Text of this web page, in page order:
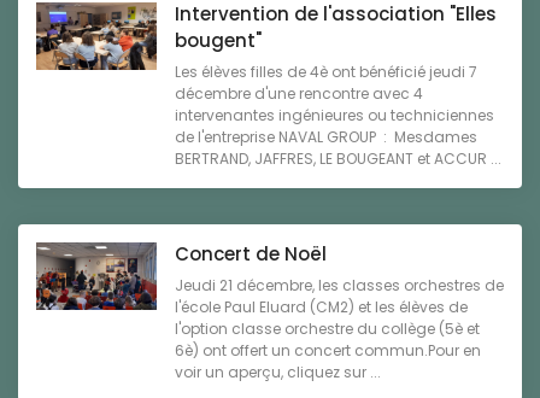
Intervention de l'association "Elles
bougent"
Les élèves filles de 4è ont bénéficié jeudi 7
décembre d'une rencontre avec 4
intervenantes ingénieures ou techniciennes
de l'entreprise NAVAL GROUP : Mesdames
BERTRAND, JAFFRES, LE BOUGEANT et ACCUR ...
Concert de Noël
Jeudi 21 décembre, les classes orchestres de
l'école Paul Eluard (CM2) et les élèves de
l'option classe orchestre du collège (5è et
6è) ont offert un concert commun.Pour en
voir un aperçu, cliquez sur ...